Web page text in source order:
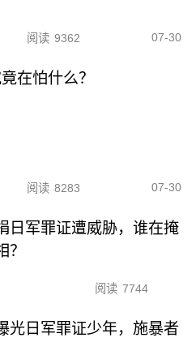
阅读 9362 07-30
在怕什么？
阅读 8283 07-30
日军罪证遭威胁，谁在掩
？
阅读 7744
光日军罪证少年，施暴者